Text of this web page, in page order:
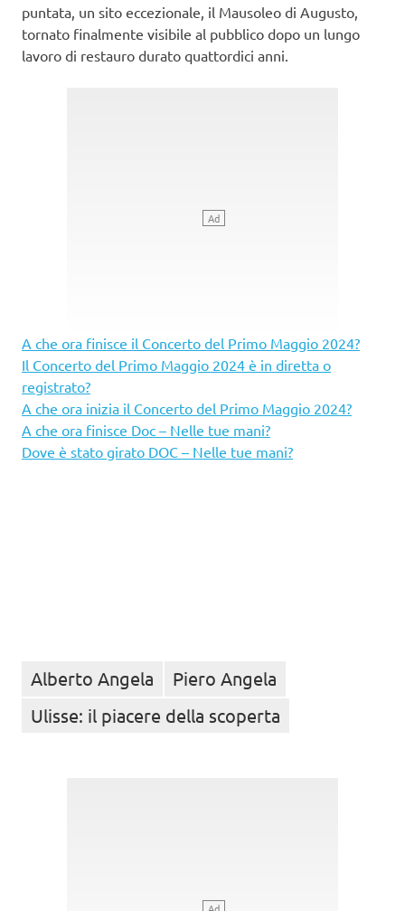
puntata, un sito eccezionale, il Mausoleo di Augusto,
tornato finalmente visibile al pubblico dopo un lungo
lavoro di restauro durato quattordici anni.
A che ora finisce il Concerto del Primo Maggio 2024?
Il Concerto del Primo Maggio 2024 è in diretta o
registrato?
A che ora inizia il Concerto del Primo Maggio 2024?
A che ora finisce Doc – Nelle tue mani?
Dove è stato girato DOC – Nelle tue mani?
Alberto Angela
Piero Angela
Ulisse: il piacere della scoperta